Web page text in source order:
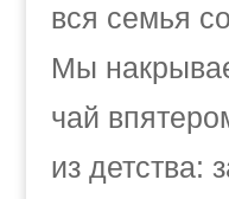
вся семья
Мы
чай
из детства: